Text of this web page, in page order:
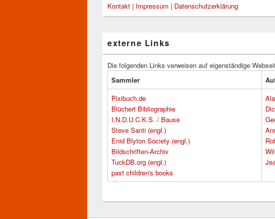
Kontakt | Impressum | Datenschutzerklärung
externe Links
Die folgenden Links verweisen auf eigenständige
Sammler
Pixibuch.de
Blüchert Bibliographie
I.N.D.U.C.K.S. / Bause
Steve Santi (engl.)
Enid Blyton Society (engl.)
Bildschriften-Archiv
TuckDB.org (engl.)
past children's books